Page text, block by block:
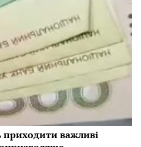
приходити важливі